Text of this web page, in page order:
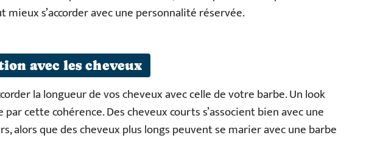
s’accorder avec une personnalité réservée.
avec les cheveux
la longueur de vos cheveux avec celle de votre barbe. Un look
cette cohérence. Des cheveux courts s’associent bien avec une
alors que des cheveux plus longs peuvent se marier avec une barbe